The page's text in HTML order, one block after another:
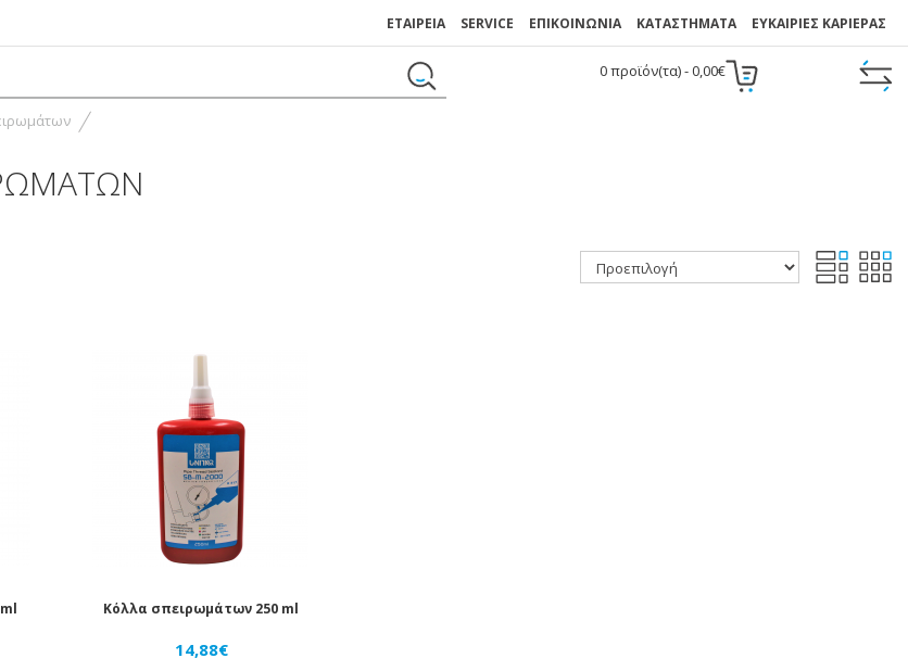
ΕΤΑΙΡΕΙΑ SERVICE ΕΠΙΚΟΙΝΩΝΙΑ ΚΑΤΑΣΤΉΜΑΤΑ ΕΥΚΑΙΡΙΕΣ ΚΑΡΙΕΡΑΣ
0 προϊόν(τα) - 0,00€
Κόλλα σπειρωμάτων 250 ml
14,88€